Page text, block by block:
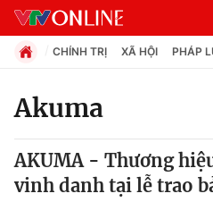
Chuyên mục
Chính trị
CHÍNH TRỊ XÃ HỘI PHÁP
Akuma
AKUMA - Thương
vinh danh tại lễ trao